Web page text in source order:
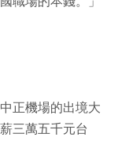
正機場的出境大
三萬五千元台